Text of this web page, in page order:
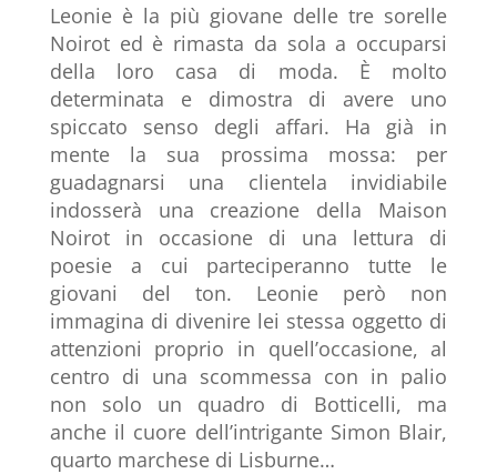
Leonie è la più giovane delle tre sorelle
Noirot ed è rimasta da sola a occuparsi
della loro casa di moda. È molto
determinata e dimostra di avere uno
spiccato senso degli affari. Ha già in
mente la sua prossima mossa: per
guadagnarsi una clientela invidiabile
indosserà una creazione della Maison
Noirot in occasione di una lettura di
poesie a cui parteciperanno tutte le
giovani del ton. Leonie però non
immagina di divenire lei stessa oggetto di
attenzioni proprio in quell’occasione, al
centro di una scommessa con in palio
non solo un quadro di Botticelli, ma
anche il cuore dell’intrigante Simon Blair,
quarto marchese di Lisburne…